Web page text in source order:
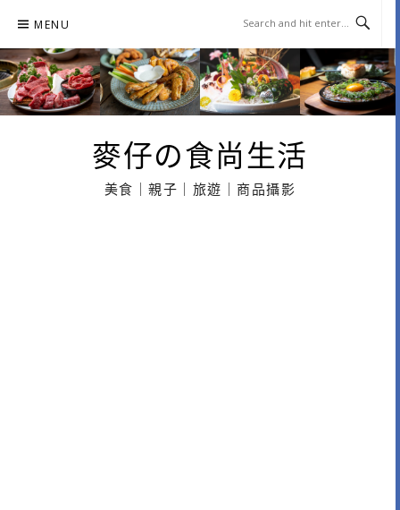
content
MENU
麥仔の食尚生活
美食｜親子｜旅遊｜商品攝影